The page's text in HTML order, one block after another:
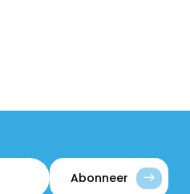
Abonneer